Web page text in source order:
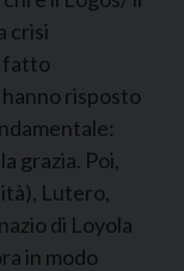
crisi
fatto
risposto
grazia. Poi,
Lutero,
di Loyola
in modo